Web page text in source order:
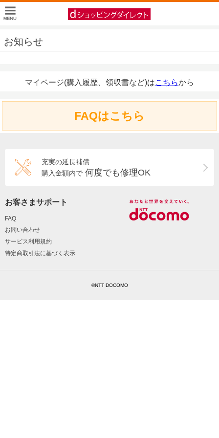
お知らせ
マイページ(購入履歴、領収書など)はこちらから
FAQはこちら
充実の延長補償
購入金額内で 何度でも修理OK
お客さまサポート
FAQ
お問い合わせ
サービス利用規約
特定商取引法に基づく表示
©NTT DOCOMO